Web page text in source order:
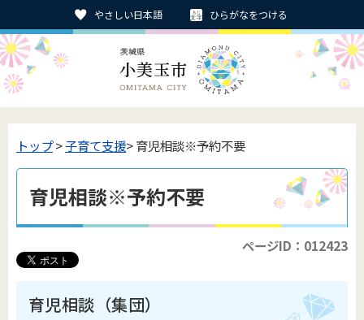
やさしい日本語 ひらがなをつける
トップ>子育て支援> 育児相談※予約不要
育児相談※予約不要
ページID：012423
育児相談（集団）